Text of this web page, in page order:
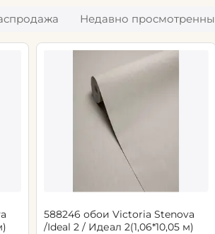
Недавно
588246 обои Victoria Stenova
/Ideal 2 / Идеал 2(1,06*10,05 м)